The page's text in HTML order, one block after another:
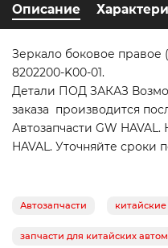
Описание
Зеркало боковое правое
8202200-K00-01.
Детали ПОД ЗАКАЗ
заказа производится
Автозапчасти GW
HAVAL. Уточняйте сроки
Автозапчасти китайские
запчасти для китайских